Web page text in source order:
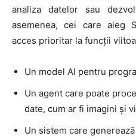
analiza datelor sau
asemenea, cei care aleg
acces prioritar la funcții
Un model AI pentru
Un agent care poate
date, cum ar fi imagini și
Un sistem care